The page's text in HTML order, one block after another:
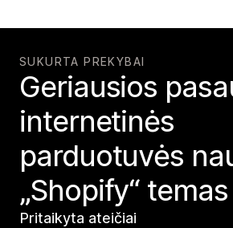
SUKURTA PREKYBAI
Geriausios
internetinės
parduotuvės
„Shopify“ temas
Pritaikyta ateičiai